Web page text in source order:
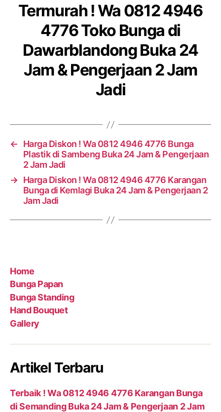
Termurah ! Wa 0812 4946
4776 Toko Bunga di
Dawarblandong Buka 24
Jam & Pengerjaan 2 Jam
Jadi
←
Harga Diskon ! Wa 0812 4946 4776 Bunga
Plastik di Sambeng Buka 24 Jam & Pengerjaan
2 Jam Jadi
→ Harga Diskon ! Wa 0812 4946 4776 Karangan
Bunga di Kemlagi Buka 24 Jam & Pengerjaan 2
Jam Jadi
Home
Bunga Papan
Bunga Standing
Hand Bouquet
Gallery
Artikel Terbaru
Terbaik ! Wa 0812 4946 4776 Karangan Bunga
di Semanding Buka 24 Jam & Pengerjaan 2 Jam